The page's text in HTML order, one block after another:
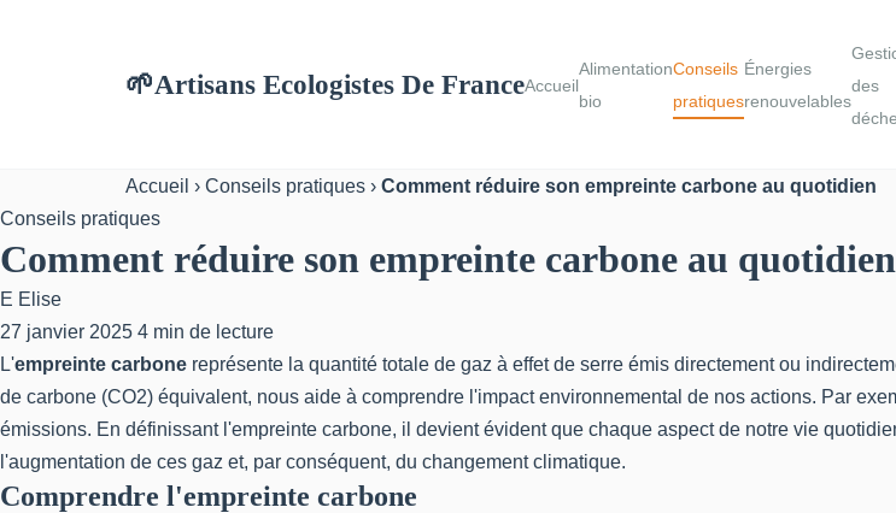
🌱Artisans Ecologistes De FranceAccueil
Alimentation
bio
Conseils
pratiques
Énergies
renouvelables
des
Accueil › Conseils pratiques › Comment réduire son empreinte carbone au quotidien
Conseils pratiques
Comment réduire son empreinte carbone au quotidien
E Elise
27 janvier 2025 4 min de lecture
L'empreinte carbone représente la quantité totale de gaz à effet de serre émis directement ou
de carbone (CO2) équivalent, nous aide à comprendre l'impact environnemental de nos actions. Par
émissions. En définissant l'empreinte carbone, il devient évident que chaque aspect de notre vie
l'augmentation de ces gaz et, par conséquent, du changement climatique.
Comprendre l'empreinte carbone